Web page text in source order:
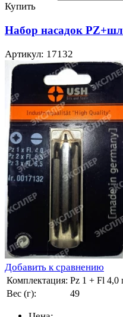
Купить
Набор насадок
Артикул: 17132
Добавить к сравнению
Комплектация: Pz 1 + Fl 4,0
Вес (г):
49